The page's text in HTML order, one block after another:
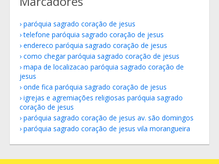
paróquia sagrado coração de jesus
telefone paróquia sagrado coração de jesus
endereco paróquia sagrado coração de jesus
como chegar paróquia sagrado coração de jesus
mapa de localizacao paróquia sagrado coração de
jesus
onde fica paróquia sagrado coração de jesus
igrejas e agremiações religiosas paróquia sagrado
coração de jesus
paróquia sagrado coração de jesus av. são domingos
paróquia sagrado coração de jesus vila morangueira